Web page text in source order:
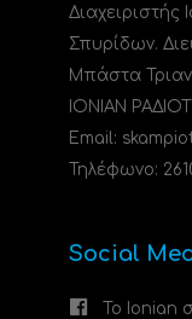
Διαχειριστής
Σπυρίδων.
Μπάστα
ΙΟΝΙΑΝ
Email:
Τηλέφωνο:
Social
Το Ionian